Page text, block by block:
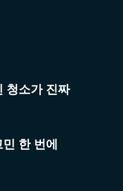
청소가 진짜
한 번에